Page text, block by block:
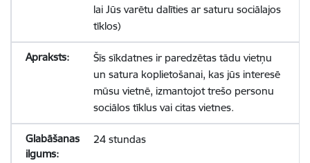
lai Jūs varētu dalīties ar saturu sociālajos
tīklos)
Šīs sīkdatnes ir paredzētas tādu vietņu
un satura koplietošanai, kas jūs interesē
mūsu vietnē, izmantojot trešo personu
sociālos tīklus vai citas vietnes.
24 stundas